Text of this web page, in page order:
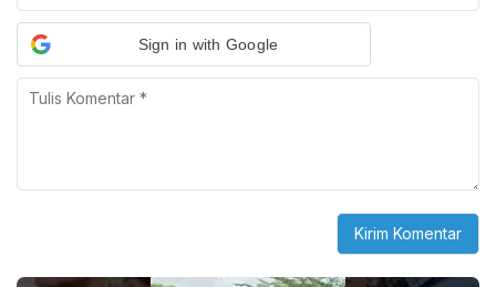
Sign in with Google